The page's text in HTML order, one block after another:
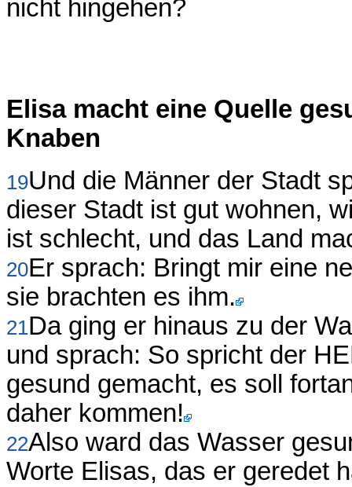
nicht hingehen?
Elisa macht eine Quelle
Knaben
19Und die Männer der Stadt
dieser Stadt ist gut wohnen,
ist schlecht, und das Land
20Er sprach: Bringt mir eine
sie brachten es ihm.
21Da ging er hinaus zu der
und sprach: So spricht der
gesund gemacht, es soll
daher kommen!
22Also ward das Wasser
Worte Elisas, das er geredet